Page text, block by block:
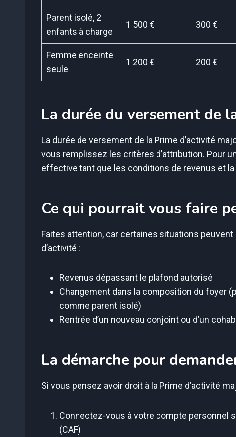
Parent isolé, 2
enfants à charge
1 500 € 300 €
Femme enceinte
seule
1 200 € 200 €
La durée du versement de
La durée de versement de la Prime d’activité
vous remplissez les critères d’attribution. Pour
effective tant que les conditions de revenus et
Ce qui pourrait vous faire
Faites attention, car certaines situations
d’activité :
Revenus dépassant le plafond autorisé
Changement dans la composition du foyer
comme parent isolé)
Rentrée d’un nouveau conjoint ou d’un
La démarche pour
Si vous pensez avoir droit à la Prime d’activité
Connectez-vous à votre compte personnel
(CAF)